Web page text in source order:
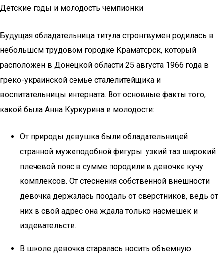
Детские годы и молодость чемпионки
Будущая обладательница титула стронгвумен родилась в
небольшом трудовом городке Краматорск, который
расположен в Донецкой области 25 августа 1966 года в
греко-украинской семье сталелитейщика и
воспитательницы интерната. Вот основные факты того,
какой была Анна Куркурина в молодости:
От природы девушка были обладательницей
странной мужеподобной фигуры: узкий таз широкий
плечевой пояс в сумме породили в девочке кучу
комплексов. От стеснения собственной внешности
девочка держалась поодаль от сверстников, ведь от
них в свой адрес она ждала только насмешек и
издевательств.
В школе девочка старалась носить объемную